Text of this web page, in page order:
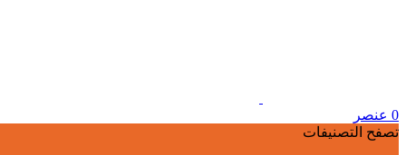
0 عنصر
تصفح التصنيفات